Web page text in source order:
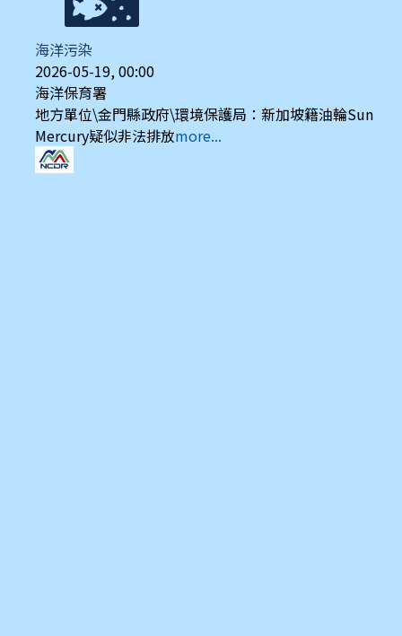
海洋污染
2026-05-19, 00:00
海洋保育署
地方單位\金門縣政府\環境保護局：新加坡籍油輪Sun
Mercury疑似非法排放more...